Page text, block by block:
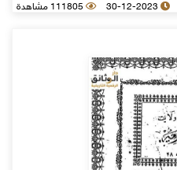
30-12-2023 111805 مشاهدة